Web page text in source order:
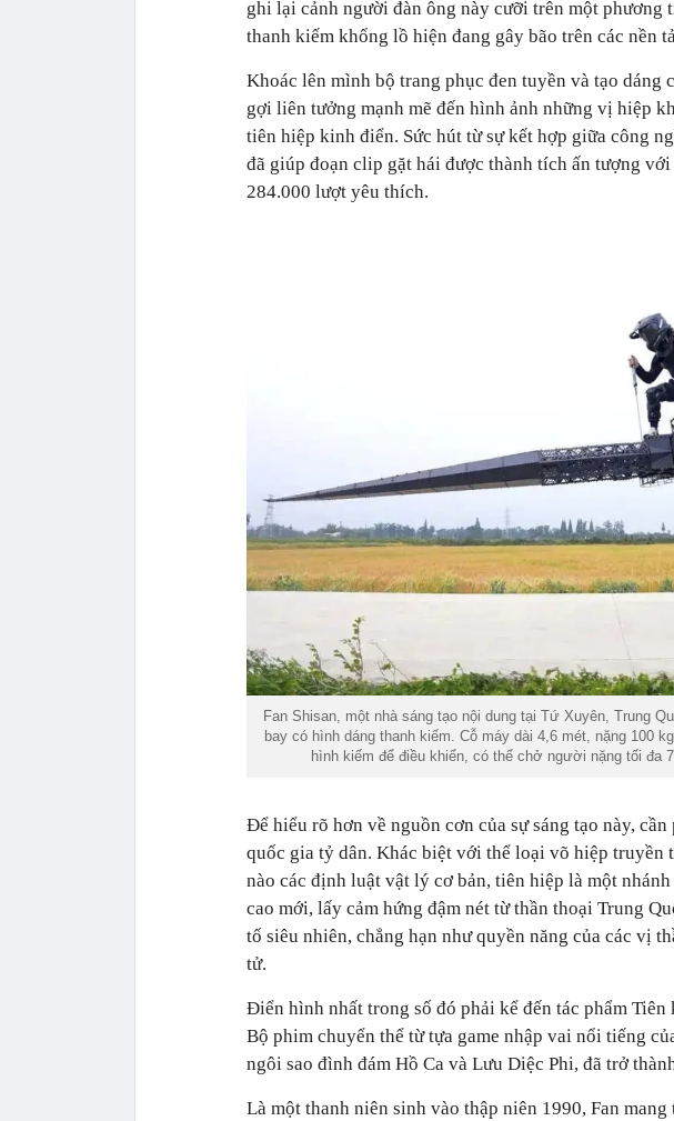
ghi lại cảnh người đàn ông này cưỡi trên một phương
thanh kiếm khổng lồ hiện đang gây bão trên các nền
Khoác lên mình bộ trang phục đen tuyền và tạo dáng
gợi liên tưởng mạnh mẽ đến hình ảnh những vị hiệp
tiên hiệp kinh điển. Sức hút từ sự kết hợp giữa công
đã giúp đoạn clip gặt hái được thành tích ấn tượng
284.000 lượt yêu thích.
Fan Shisan, một nhà sáng tạo nội dung tại Tứ Xuyên, Trung
bay có hình dáng thanh kiếm. Cỗ máy dài 4,6 mét, nặng 100
hình kiếm để điều khiển, có thể chở người nặng tối đa
Để hiểu rõ hơn về nguồn cơn của sự sáng tạo này,
quốc gia tỷ dân. Khác biệt với thể loại võ hiệp truyền
nào các định luật vật lý cơ bản, tiên hiệp là một
cao mới, lấy cảm hứng đậm nét từ thần thoại Trung
tố siêu nhiên, chẳng hạn như quyền năng của các vị
tử.
Điển hình nhất trong số đó phải kể đến tác phẩm
Bộ phim chuyển thể từ tựa game nhập vai nổi tiếng
ngôi sao đình đám Hồ Ca và Lưu Diệc Phi, đã trở
Là một thanh niên sinh vào thập niên 1990, Fan